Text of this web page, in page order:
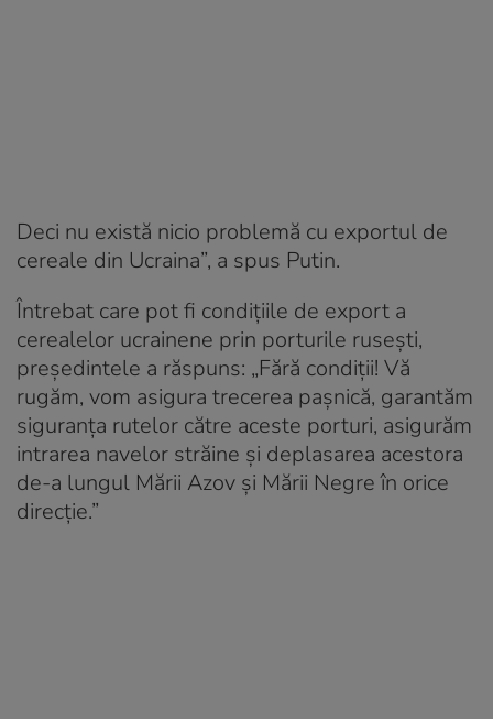
Deci nu există nicio problemă cu exportul de
cereale din Ucraina”, a spus Putin.
Întrebat care pot fi condițiile de export a
cerealelor ucrainene prin porturile rusești,
președintele a răspuns: „Fără condiții! Vă
rugăm, vom asigura trecerea pașnică, garantăm
siguranța rutelor către aceste porturi, asigurăm
intrarea navelor străine și deplasarea acestora
de-a lungul Mării Azov și Mării Negre în orice
direcție.”